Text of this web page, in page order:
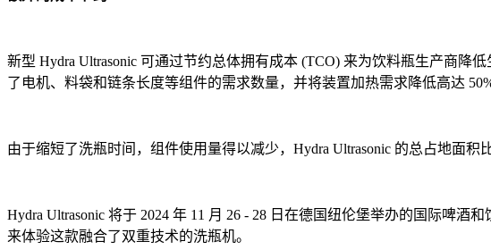
新型 Hydra Ultrasonic 可通过节约总体拥有成本 (TCO) 来为饮料瓶生产商
了电机、料袋和链条长度等组件的需求数量，并将装置加热需求降低高达 50%
由于缩短了洗瓶时间，组件使用量得以减少，Hydra Ultrasonic 的总占地面
Hydra Ultrasonic 将于 2024 年 11 月 26 - 28 日在德国纽伦堡举办的国际啤
来体验这款融合了双重技术的洗瓶机。